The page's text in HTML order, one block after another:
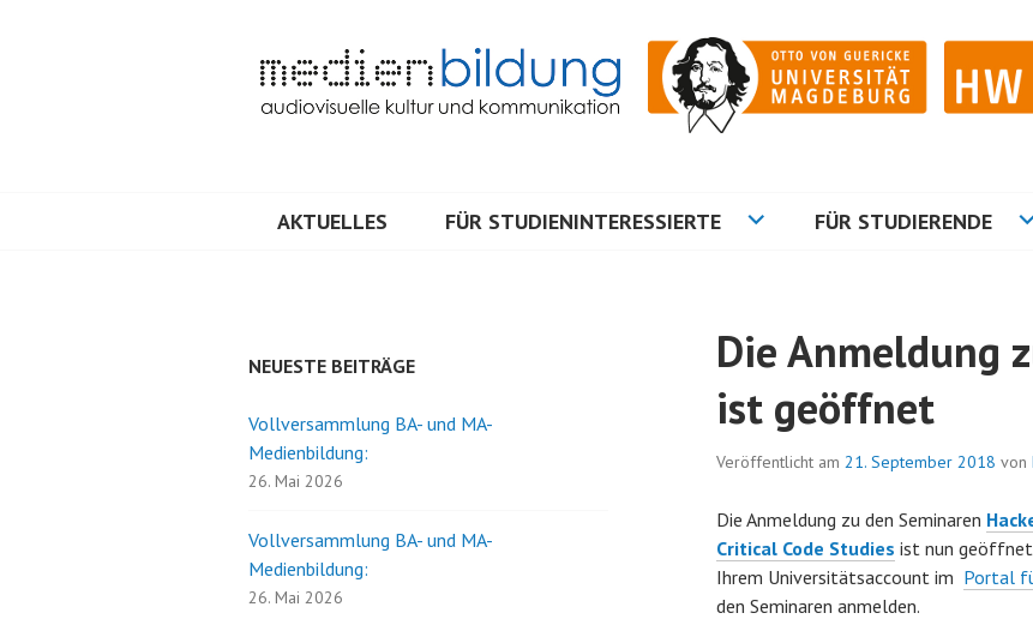
MEDIENBILDUNG
AKTUELLES FÜR STUDIENINTERESSIERTE FÜR STUDIERENDE
Die Anmeldung
ist geöffnet
Veröffentlicht am 21. September 2018 von
Die Anmeldung zu den Seminaren
Critical Code Studies ist nun
Ihrem Universitätsaccount im Portal
den Seminaren anmelden.
NEUESTE BEITRÄGE
Vollversammlung BA- und MA-
Medienbildung:
26. Mai 2026
Vollversammlung BA- und MA-
Medienbildung:
26. Mai 2026